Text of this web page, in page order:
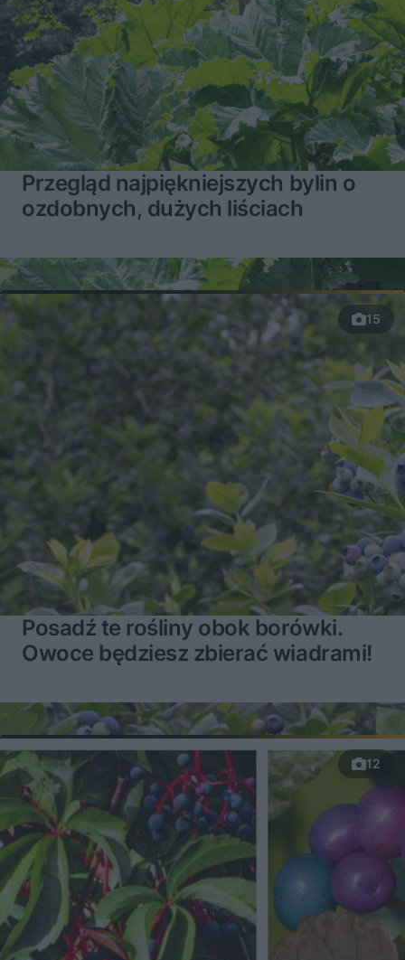
Przegląd najpiękniejszych bylin o
ozdobnych, dużych liściach
15
Posadź te rośliny obok borówki.
Owoce będziesz zbierać wiadrami!
12